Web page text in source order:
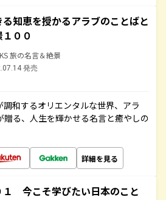
る知恵を授かるアラブのことばと
００
旅の名言＆絶景
発売
和するオリエンタルな世界、アラ
贈る、人生を輝かせる名言と癒やしの
詳細を見る
１ 今こそ学びたい日本のこと